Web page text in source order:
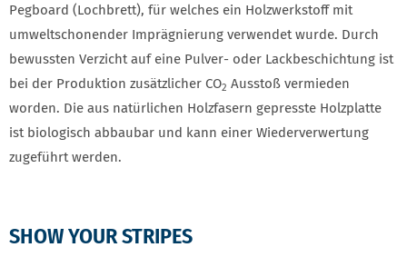
Pegboard (Lochbrett), für welches ein Holzwerkstoff mit
umweltschonender Imprägnierung verwendet wurde. Durch
bewussten Verzicht auf eine Pulver- oder Lackbeschichtung ist
bei der Produktion zusätzlicher CO2 Ausstoß vermieden
worden. Die aus natürlichen Holzfasern gepresste Holzplatte
ist biologisch abbaubar und kann einer Wiederverwertung
zugeführt werden.
SHOW YOUR STRIPES